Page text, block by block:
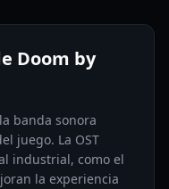
Doom by
banda sonora
juego. La OST
industrial, como el
la experiencia